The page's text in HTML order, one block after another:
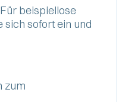
beispiellose
sich sofort ein und
zum